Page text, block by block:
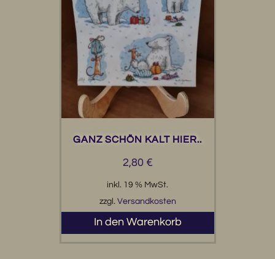
GANZ SCHÖN KALT HIER..
2,80 €
inkl. 19 % MwSt.
zzgl. Versandkosten
In den Warenkorb